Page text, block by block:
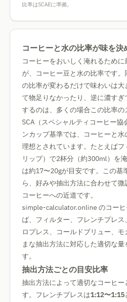
比率はSCAEに準拠。
コーヒーと水の比率が味を決
コーヒーをおいしく淹れるため
が、コーヒー豆と水の比率です。
の比率が変わるだけで味わいは大
て物足りなかったり、逆に濃すぎ
するのは、多くの場合この比率の
SCA（スペシャルティコーヒー
ンカップ基準では、コーヒーと水
理想とされています。たとえばフ
リップ）で2杯分（約300ml）を
は約17〜20gが目安です。この基
ら、好みや抽出方法に合わせて
コーヒーへの近道です。
simple-calculator.online のコーヒ
ば、フィルター、フレンチプレ
ロプレス、コールドブリュー、
まな抽出方法に対応した適切な量
す。
抽出方法ごとの目安比率
抽出方法によって適切なコーヒー
す。フレンチプレスは1:12〜1:15